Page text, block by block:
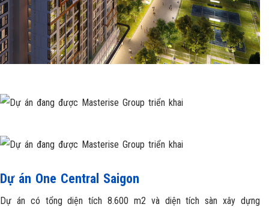
Dự án One Central Saigon
Dự án có tổng diện tích 8.600 m2 và diện tích sàn xây dựng